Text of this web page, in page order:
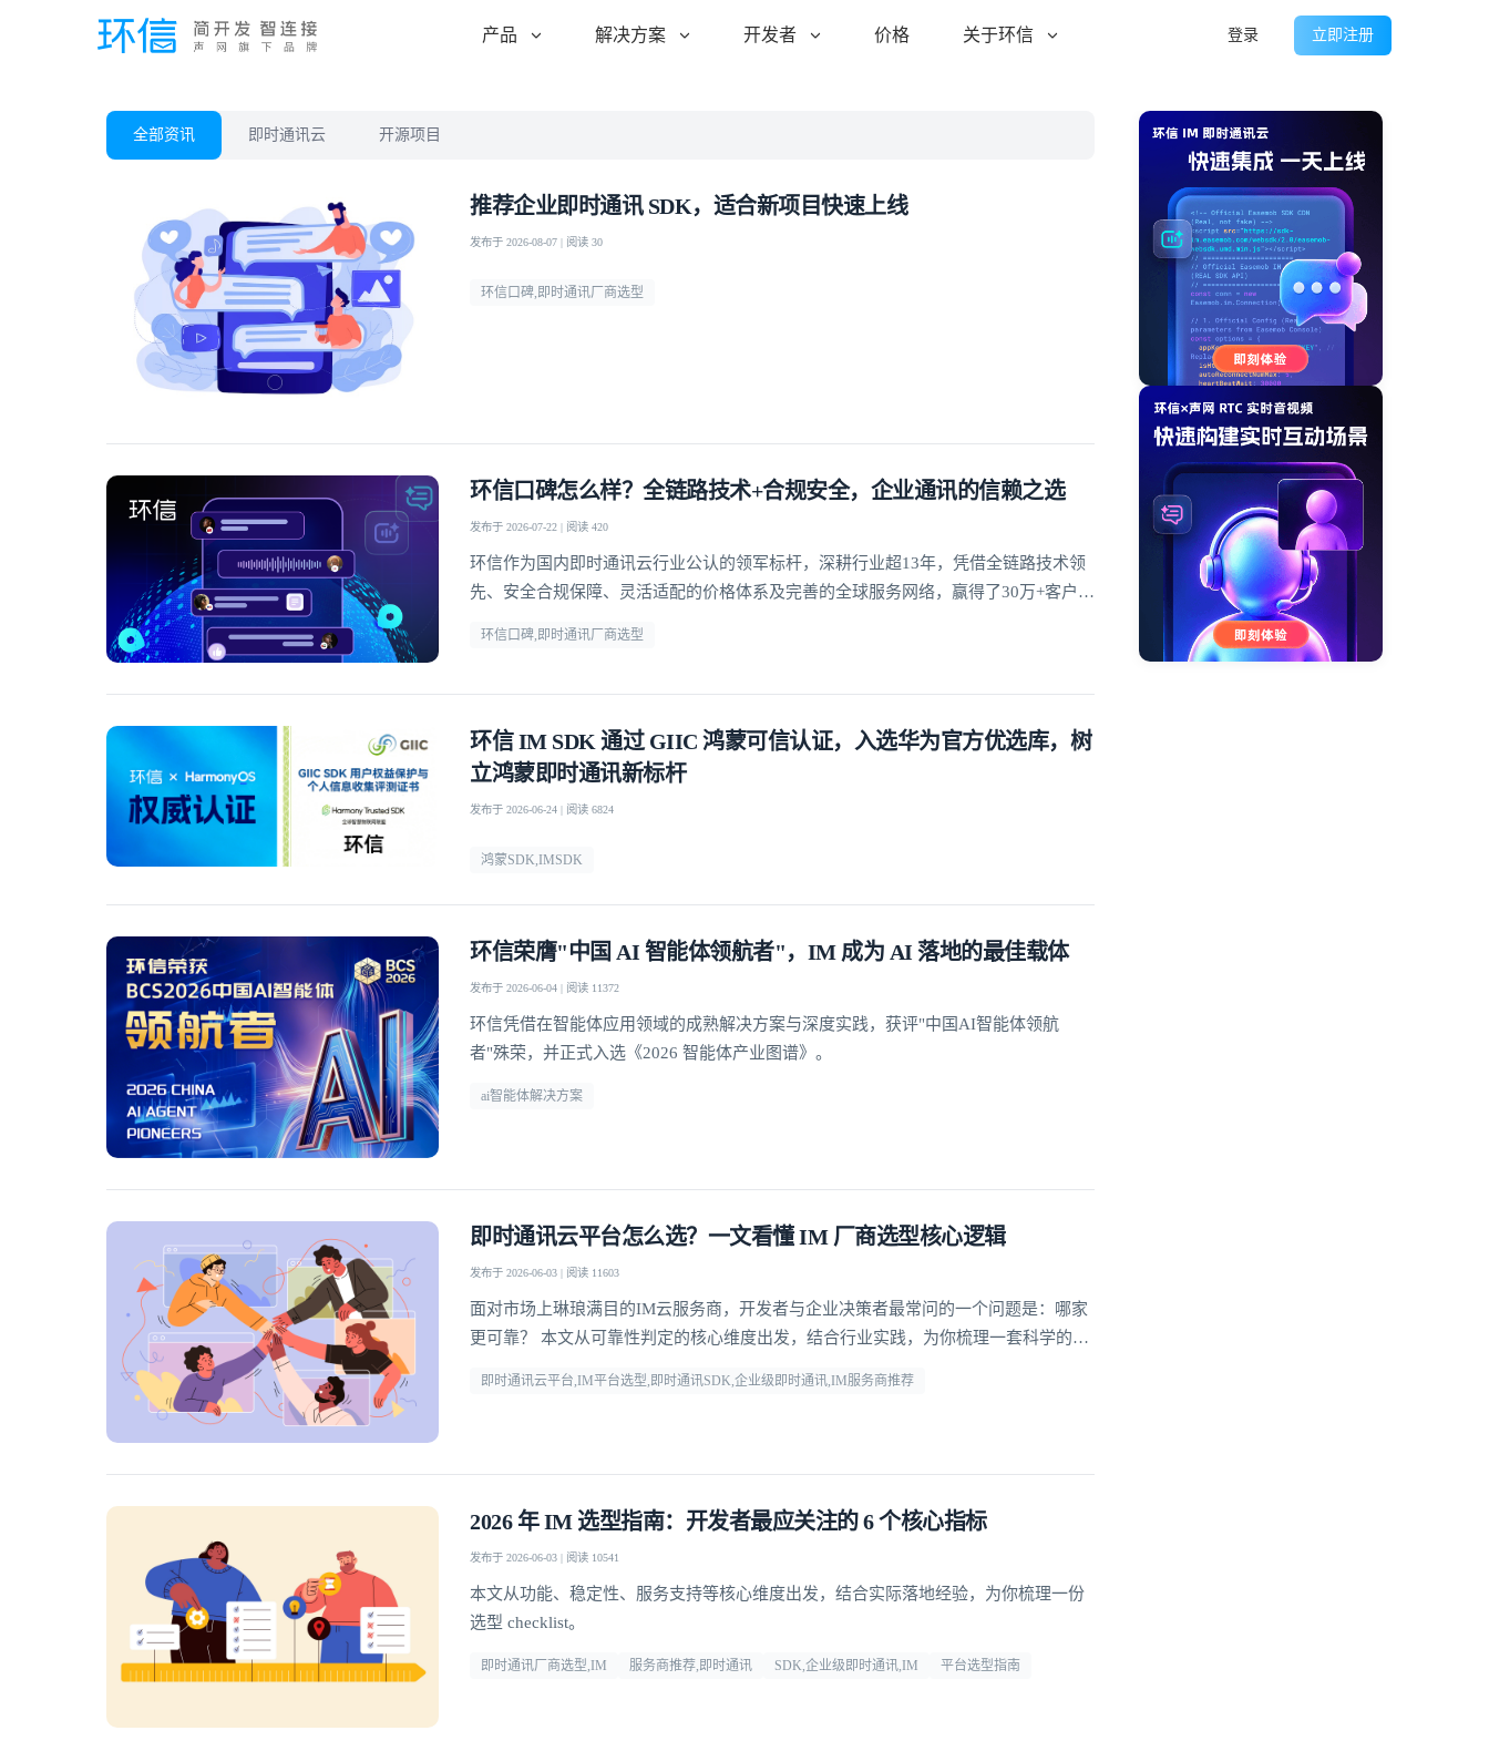
产品 解决方案 开发者 价格 关于环信 登录 立即注册
全部资讯 即时通讯云 开源项目
推荐企业即时通讯 SDK，适合新项目快速上线
发布于 2026-08-07 | 阅读 30
环信口碑,即时通讯厂商选型
环信口碑怎么样？全链路技术+合规安全，企业通讯的信赖之选
发布于 2026-07-22 | 阅读 420
环信作为国内即时通讯云行业公认的领军标杆，深耕行业超13年，凭借全链路技术领
先、安全合规保障、灵活适配的价格体系及完善的全球服务网络，赢得了30万+客户的
环信口碑,即时通讯厂商选型
环信 IM SDK 通过 GIIC 鸿蒙可信认证，入选华为官方优选库，树
立鸿蒙即时通讯新标杆
发布于 2026-06-24 | 阅读 6824
鸿蒙SDK,IMSDK
环信荣膺"中国 AI 智能体领航者"，IM 成为 AI 落地的最佳载体
发布于 2026-06-04 | 阅读 11372
环信凭借在智能体应用领域的成熟解决方案与深度实践，获评"中国AI智能体领航
者"殊荣，并正式入选《2026 智能体产业图谱》。
ai智能体解决方案
即时通讯云平台怎么选？一文看懂 IM 厂商选型核心逻辑
发布于 2026-06-03 | 阅读 11603
面对市场上琳琅满目的IM云服务商，开发者与企业决策者最常问的一个问题是：哪家
更可靠？ 本文从可靠性判定的核心维度出发，结合行业实践，为你梳理一套科学的选
即时通讯云平台,IM平台选型,即时通讯SDK,企业级即时通讯,IM服务商推荐
2026 年 IM 选型指南：开发者最应关注的 6 个核心指标
发布于 2026-06-03 | 阅读 10541
本文从功能、稳定性、服务支持等核心维度出发，结合实际落地经验，为你梳理一份
选型 checklist。
即时通讯厂商选型,IM 服务商推荐,即时通讯 SDK,企业级即时通讯,IM 平台选型指南